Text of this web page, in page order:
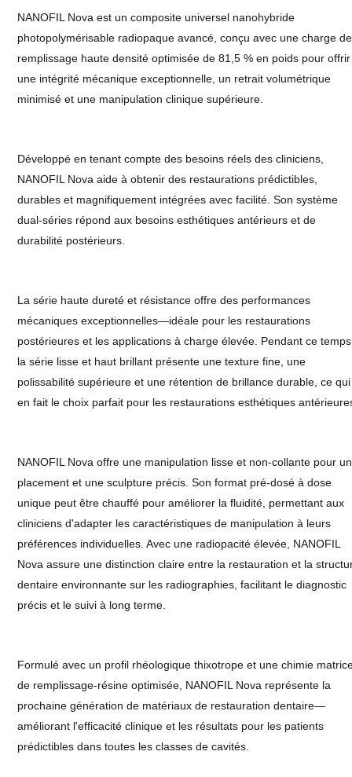
NANOFIL Nova est un composite universel nanohybride
photopolymérisable radiopaque avancé, conçu avec une charge de
remplissage haute densité optimisée de 81,5 % en poids pour offrir
une intégrité mécanique exceptionnelle, un retrait volumétrique
minimisé et une manipulation clinique supérieure.
Développé en tenant compte des besoins réels des cliniciens,
NANOFIL Nova aide à obtenir des restaurations prédictibles,
durables et magnifiquement intégrées avec facilité. Son système
dual-séries répond aux besoins esthétiques antérieurs et de
durabilité postérieurs.
La série haute dureté et résistance offre des performances
mécaniques exceptionnelles—idéale pour les restaurations
postérieures et les applications à charge élevée. Pendant ce
la série lisse et haut brillant présente une texture fine, une
polissabilité supérieure et une rétention de brillance durable, ce qui
en fait le choix parfait pour les restaurations esthétiques
NANOFIL Nova offre une manipulation lisse et non-collante pour un
placement et une sculpture précis. Son format pré-dosé à dose
unique peut être chauffé pour améliorer la fluidité, permettant aux
cliniciens d'adapter les caractéristiques de manipulation à leurs
préférences individuelles. Avec une radiopacité élevée, NANOFIL
Nova assure une distinction claire entre la restauration et la
dentaire environnante sur les radiographies, facilitant le diagnostic
précis et le suivi à long terme.
Formulé avec un profil rhéologique thixotrope et une chimie
de remplissage-résine optimisée, NANOFIL Nova représente la
prochaine génération de matériaux de restauration dentaire—
améliorant l'efficacité clinique et les résultats pour les patients
prédictibles dans toutes les classes de cavités.